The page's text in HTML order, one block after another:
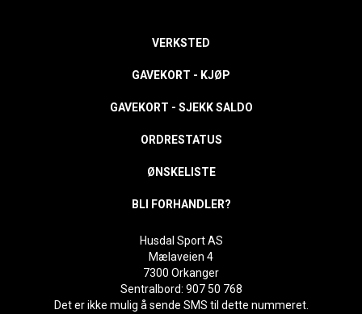
VERKSTED
GAVEKORT - KJØP
GAVEKORT - SJEKK SALDO
ORDRESTATUS
ØNSKELISTE
BLI FORHANDLER?
Husdal Sport AS
Mælaveien 4
7300 Orkanger
Sentralbord: 907 50 768
Det er ikke mulig å sende SMS til dette nummeret.